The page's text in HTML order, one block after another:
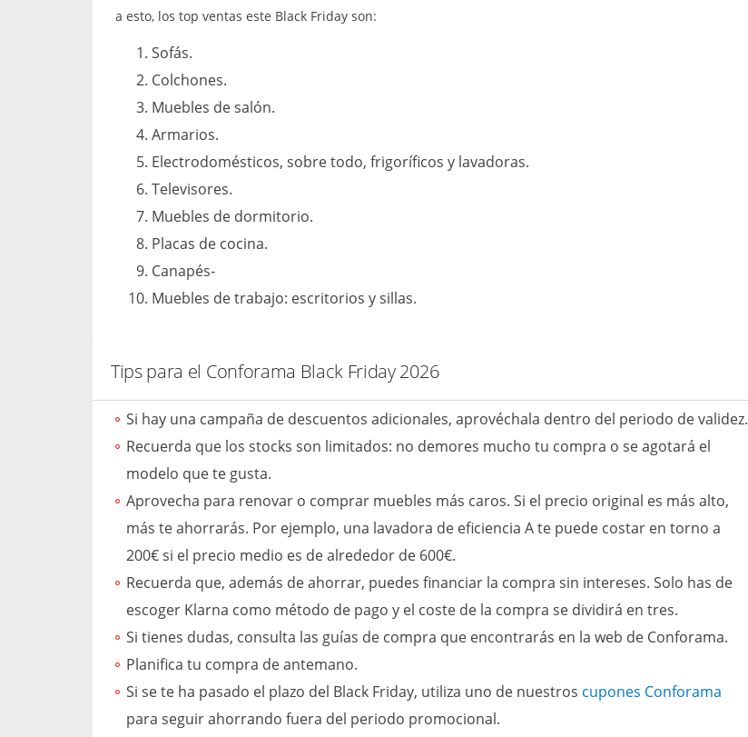
a esto, los top ventas este Black Friday son:
Sofás.
Colchones.
Muebles de salón.
Armarios.
Electrodomésticos, sobre todo, frigoríficos y lavadoras.
Televisores.
Muebles de dormitorio.
Placas de cocina.
Canapés-
Muebles de trabajo: escritorios y sillas.
Tips para el Conforama Black Friday 2026
Si hay una campaña de descuentos adicionales, aprovéchala dentro del periodo de validez.
Recuerda que los stocks son limitados: no demores mucho tu compra o se agotará el
modelo que te gusta.
Aprovecha para renovar o comprar muebles más caros. Si el precio original es más alto,
más te ahorrarás. Por ejemplo, una lavadora de eficiencia A te puede costar en torno a
200€ si el precio medio es de alrededor de 600€.
Recuerda que, además de ahorrar, puedes financiar la compra sin intereses. Solo has de
escoger Klarna como método de pago y el coste de la compra se dividirá en tres.
Si tienes dudas, consulta las guías de compra que encontrarás en la web de Conforama.
Planifica tu compra de antemano.
Si se te ha pasado el plazo del Black Friday, utiliza uno de nuestros cupones Conforama
para seguir ahorrando fuera del periodo promocional.